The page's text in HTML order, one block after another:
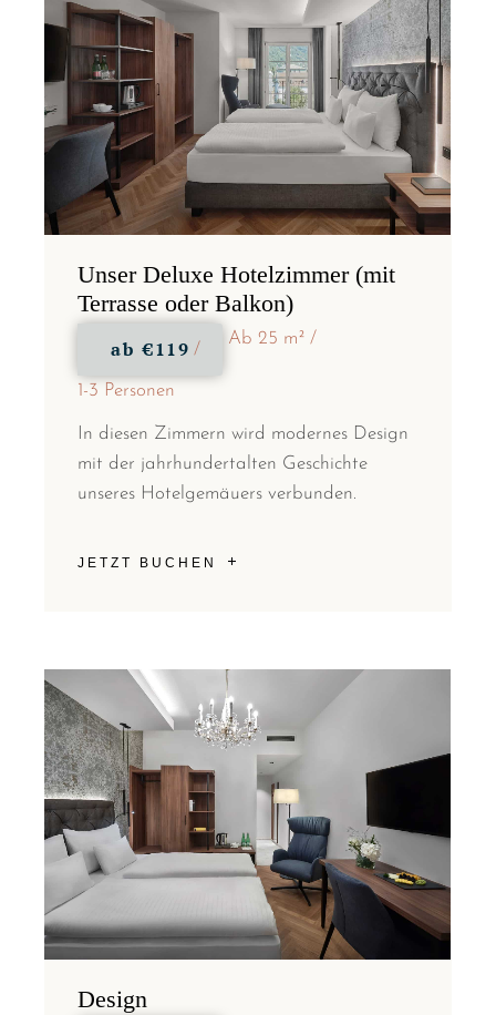
Unser Deluxe Hotelzimmer (mit
Terrasse oder Balkon)
ab €119 Ab 25 m²
1-3 Personen
In diesen Zimmern wird modernes Design
mit der jahrhundertalten Geschichte
unseres Hotelgemäuers verbunden.
JETZT BUCHEN
Design